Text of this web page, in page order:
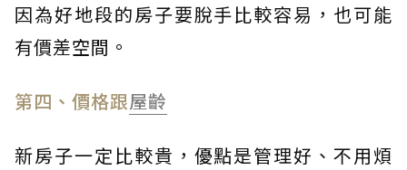
因為好地段的房子要脫手比較容易，也可能
有價差空間。
第四、價格跟屋齡
新房子一定比較貴，優點是管理好、不用煩